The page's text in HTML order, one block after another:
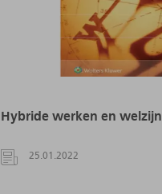
Hybride werken en welzijn
25.01.2022